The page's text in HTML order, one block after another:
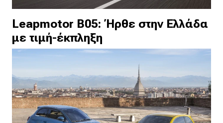
Leapmotor B05: Ήρθε στην Ελλάδα
με τιμή-έκπληξη